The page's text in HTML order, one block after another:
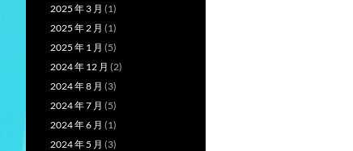
2025 年 3 月 (1)
2025 年 2 月 (1)
2025 年 1 月 (5)
2024 年 12 月 (2)
2024 年 8 月 (3)
2024 年 7 月 (5)
2024 年 6 月 (1)
2024 年 5 月 (3)